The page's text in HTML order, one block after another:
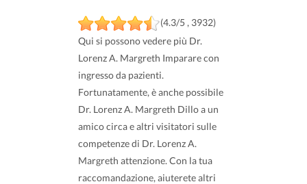
(4.3/5 , 3932)
Qui si possono vedere più Dr.
Lorenz A. Margreth Imparare con
ingresso da pazienti.
Fortunatamente, è anche possibile
Dr. Lorenz A. Margreth Dillo a un
amico circa e altri visitatori sulle
competenze di Dr. Lorenz A.
Margreth attenzione. Con la tua
raccomandazione, aiuterete altri